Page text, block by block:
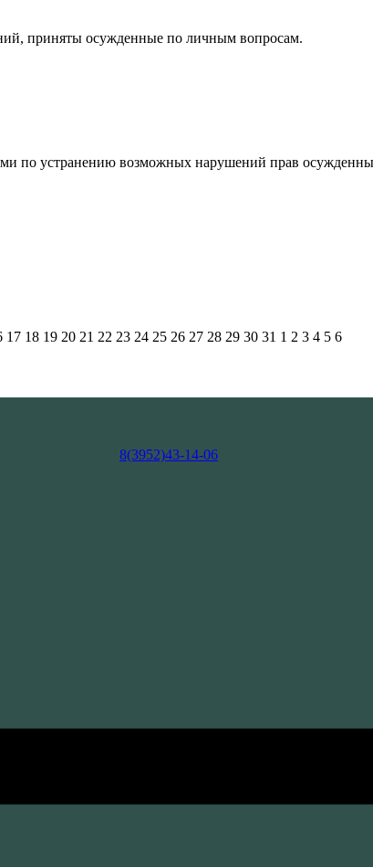
приняты осужденные по личным вопросам.
по устранению возможных нарушений прав
17 18 19 20 21 22 23 24 25 26 27 28 29 30 31 1 2 3 4 5 6
8(3952)43-14-06